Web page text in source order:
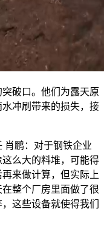
破口。他们为露天原
冲刷带来的损失，接
鹏：对于钢铁企业
么大的料堆，可能得
来做计算，但实际上
整个厂房里面做了很
这些设备就使得我们